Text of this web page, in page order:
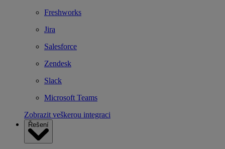
Freshworks
Jira
Salesforce
Zendesk
Slack
Microsoft Teams
Zobrazit veškerou integraci
Řešení